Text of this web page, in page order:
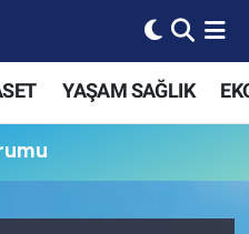
YAŞAM SAĞLIK